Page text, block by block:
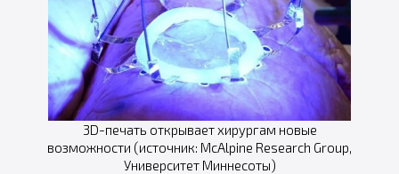
3D-печать открывает хирургам новые
возможности (источник: McAlpine Research Group,
Университет Миннесоты)